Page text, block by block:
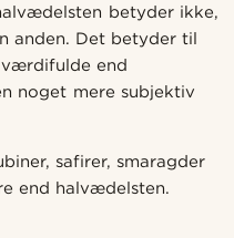
betyder ikke,
anden. Det betyder til
end
noget mere subjektiv
safirer, smaragder
end halvædelsten.